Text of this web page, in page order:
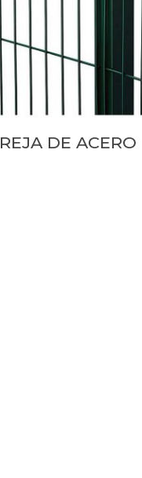
REJA DE ACERO